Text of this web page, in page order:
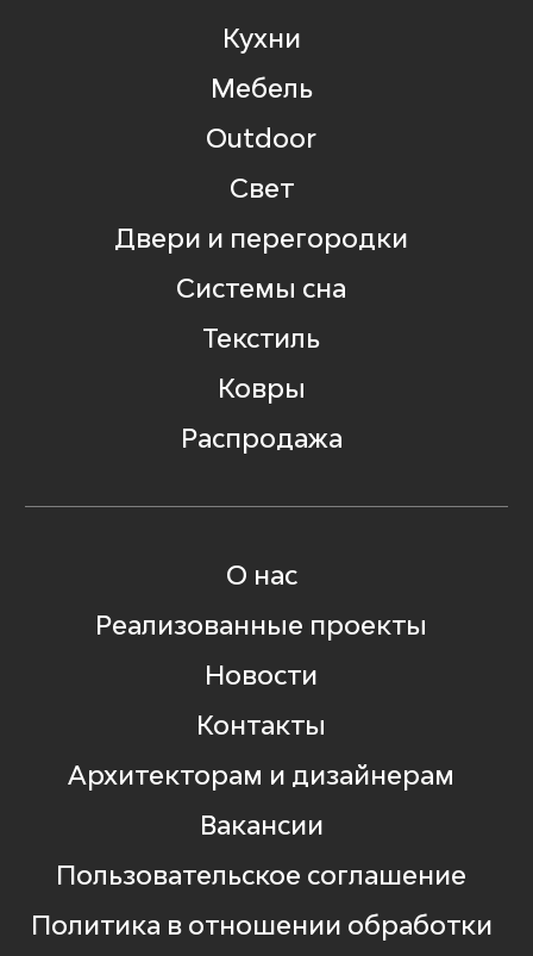
Кухни
Мебель
Outdoor
Свет
Двери и перегородки
Системы сна
Текстиль
Ковры
Распродажа
О нас
Реализованные проекты
Новости
Контакты
Архитекторам и дизайнерам
Вакансии
Пользовательское соглашение
Политика в отношении обработки